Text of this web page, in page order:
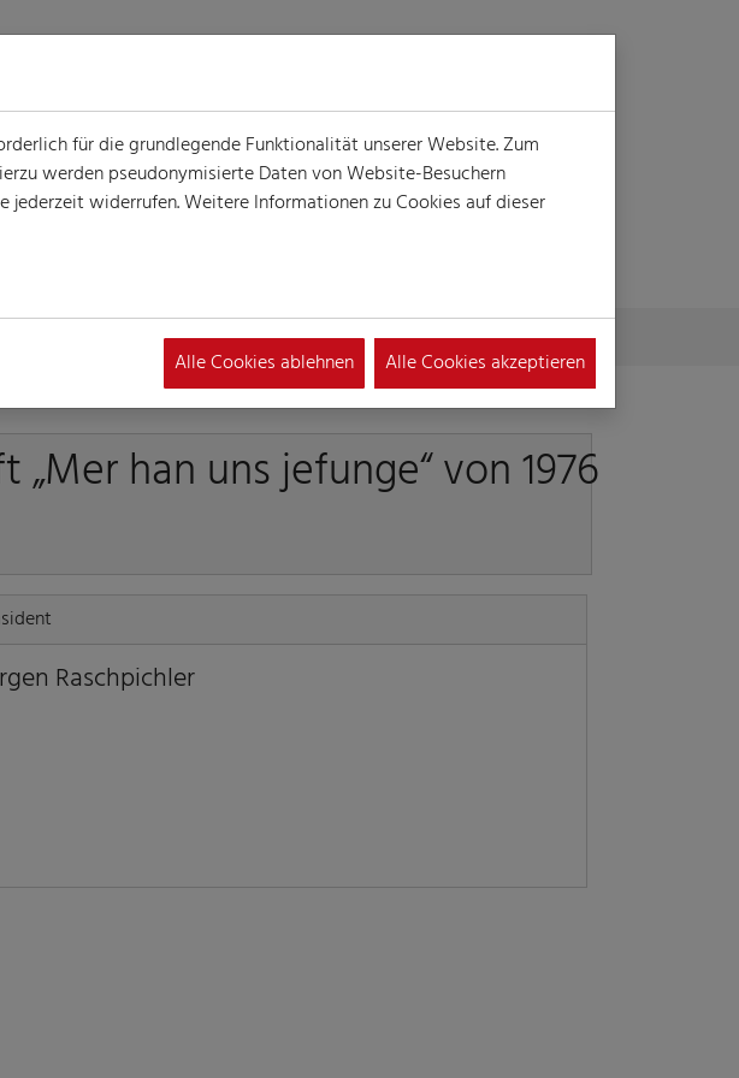
han uns jefunge“ von 1976
Raschpichler
für die grundlegende Funktionalität unserer Website. Zum
werden pseudonymisierte Daten von Website-Besuchern
widerrufen. Weitere Informationen zu Cookies auf dieser
Alle Cookies ablehnen Alle Cookies akzeptieren